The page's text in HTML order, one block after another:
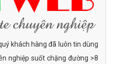
khách hàng đã luôn tin dùng
nghiệp suốt chặng đường >8